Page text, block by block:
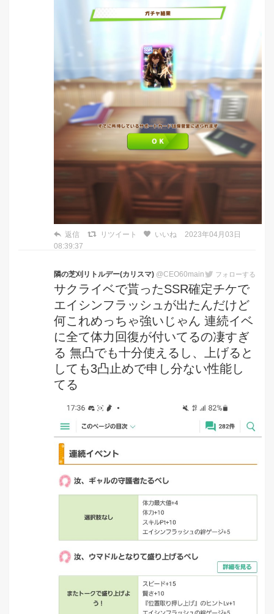
返信 リツイート いいね
2023年04月03日
08:39:37
隣の芝刈リトルデー(カリスマ) @CEO60main フォローする
サクライベで貰ったSSR確定チケで
エイシンフラッシュが出たんだけど
何これめっちゃ強いじゃん 連続イベ
に全て体力回復が付いてるの凄すぎ
る 無凸でも十分使えるし、上げると
しても3凸止めで申し分ない性能し
てる